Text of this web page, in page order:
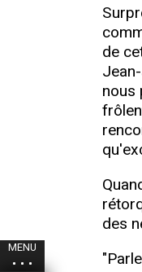
MENU
de
nous
des